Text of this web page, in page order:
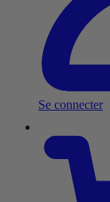
Se connecter